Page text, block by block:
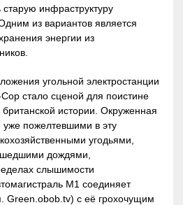
старую инфраструктуру
из вариантов является
энергии из
угольной электростанции
стало сценой для поистине
истории. Окруженная
пожелтевшими в эту
угодьями,
дождями,
слышимости
M1 соединяет
с её грохочущим